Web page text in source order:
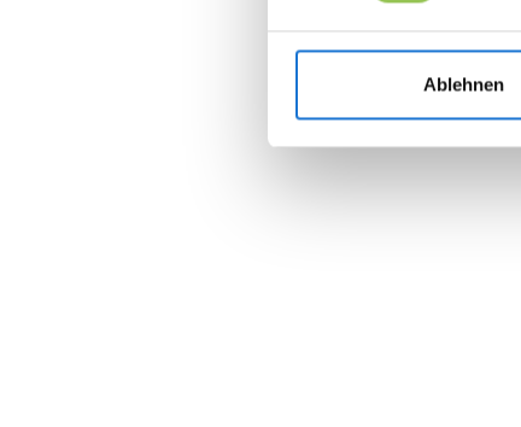
Ablehnen